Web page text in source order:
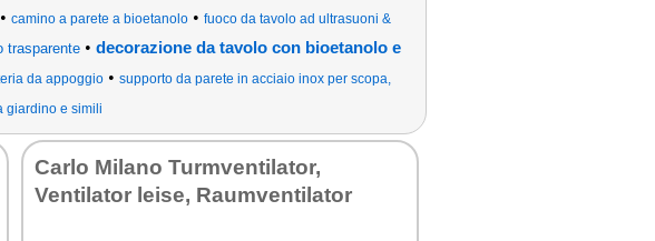
• camino a parete a bioetanolo • fuoco da tavolo ad ultrasuoni &
trasparente• decorazione da tavolo con bioetanolo e
da appoggio • supporto da parete in acciaio inox per scopa,
giardino e simili
Carlo Milano Turmventilator,
Ventilator leise, Raumventilator